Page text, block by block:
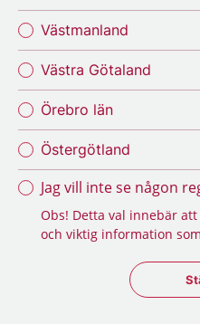
Västmanland
Västra Götaland
Örebro län
Östergötland
Jag vill inte se någon
Obs! Detta val innebär
och viktig information